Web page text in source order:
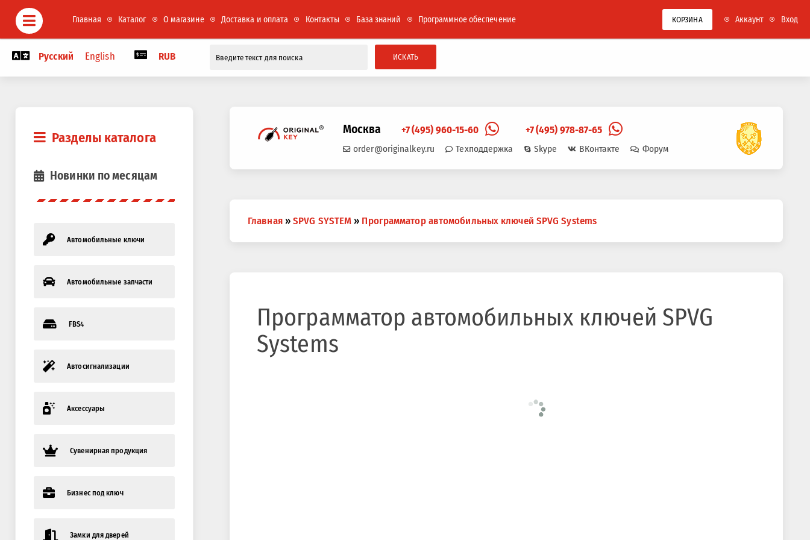
Главная Каталог О магазине Доставка и оплата Контакты База знаний Программное обеспечение КОРЗИНА Аккаунт Вход
Русский English RUB ИСКАТЬ
Разделы каталога
Новинки по месяцам
Автомобильные ключи
Автомобильные запчасти
FBS4
Автосигнализации
Аксессуары
Сувенирная продукция
Бизнес под ключ
Замки для дверей
Москва +7 (495) 960-15-60 +7 (495) 978-87-65
order@originalkey.ru Техподдержка Skype ВКонтакте Форум
здесь
Главная » SPVG SYSTEM » Программатор автомобильных ключей SPVG Systems
Программатор автомобильных ключей SPVG
Systems